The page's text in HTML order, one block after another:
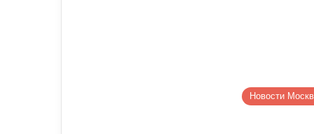
Новости